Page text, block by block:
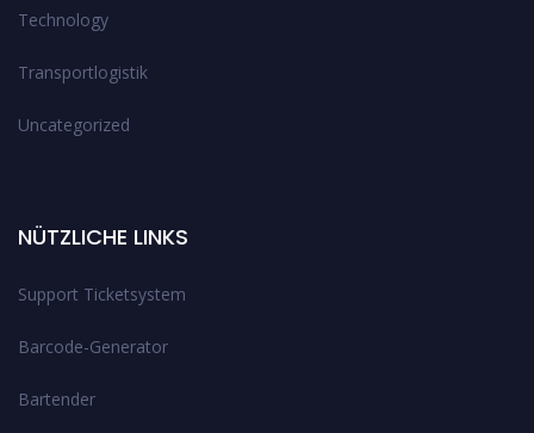
Technology
Transportlogistik
Uncategorized
NÜTZLICHE LINKS
Support Ticketsystem
Barcode-Generator
Bartender